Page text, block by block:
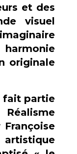
et des
visuel
originale
fait partie